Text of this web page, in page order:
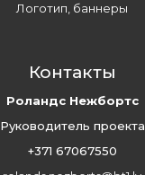
Логотип, баннеры
Контакты
Роландс Нежбортс
Руководитель проекта
+371 67067550